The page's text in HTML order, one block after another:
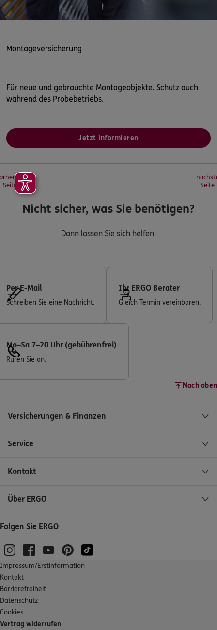
Montageversicherung
Für neue und gebrauchte Montageobjekte. Schutz auch
während des Probebetriebs.
Jetzt informieren
Seite
Seite
Nicht sicher, was Sie benötigen?
Dann lassen Sie sich helfen.
Per E-Mail
Schreiben Sie eine Nachricht.
Ihr ERGO Berater
Gleich Termin vereinbaren.
Mo–Sa 7–20 Uhr (gebührenfrei)
Rufen Sie an.
Nach oben
Versicherungen & Finanzen
Service
Kontakt
Über ERGO
Folgen Sie ERGO
Impressum/Erstinformation
Kontakt
Barrierefreiheit
Datenschutz
Cookies
Vertrag widerrufen